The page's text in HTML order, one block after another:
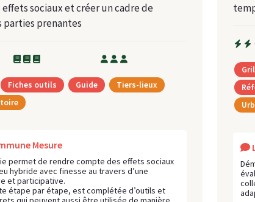
sociaux et créer un cadre de
parties prenantes
Fiches outils Guide
Tiers-lieux
Mesure
permet de rendre compte des effets sociaux
hybride avec finesse au travers d’une
et participative.
étape par étape, est complétée d’outils et